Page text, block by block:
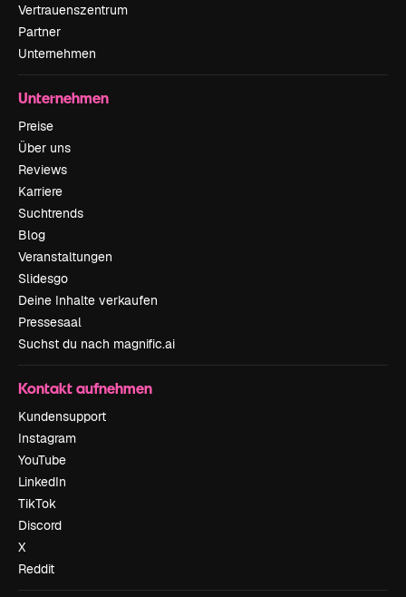
Vertrauenszentrum
Partner
Unternehmen
Unternehmen
Preise
Über uns
Reviews
Karriere
Suchtrends
Blog
Veranstaltungen
Slidesgo
Deine Inhalte verkaufen
Pressesaal
Suchst du nach magnific.ai
Kontakt aufnehmen
Kundensupport
Instagram
YouTube
LinkedIn
TikTok
Discord
X
Reddit